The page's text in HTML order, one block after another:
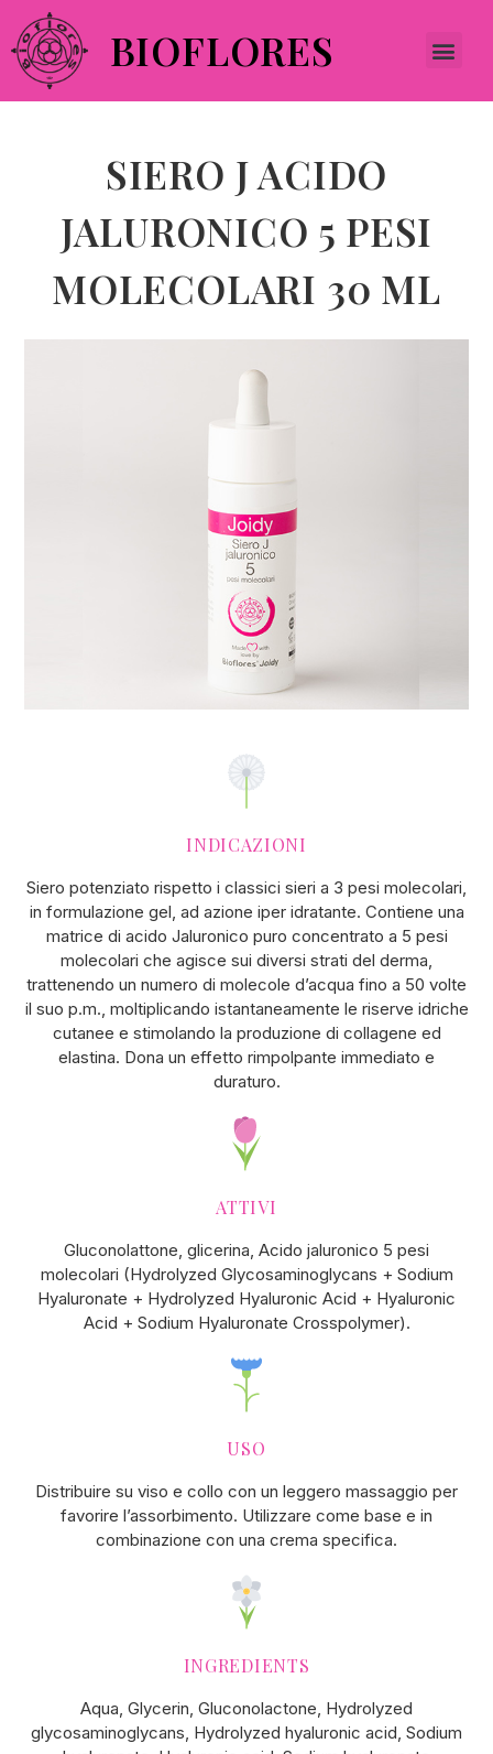
BIOFLORES
SIERO J ACIDO
JALURONICO 5 PESI
MOLECOLARI 30 ML
INDICAZIONI
Siero potenziato rispetto i classici sieri a 3 pesi molecolari,
in formulazione gel, ad azione iper idratante. Contiene una
matrice di acido Jaluronico puro concentrato a 5 pesi
molecolari che agisce sui diversi strati del derma,
trattenendo un numero di molecole d’acqua fino a 50 volte
il suo p.m., moltiplicando istantaneamente le riserve idriche
cutanee e stimolando la produzione di collagene ed
elastina. Dona un effetto rimpolpante immediato e
duraturo.
ATTIVI
Gluconolattone, glicerina, Acido jaluronico 5 pesi
molecolari (Hydrolyzed Glycosaminoglycans + Sodium
Hyaluronate + Hydrolyzed Hyaluronic Acid + Hyaluronic
Acid + Sodium Hyaluronate Crosspolymer).
USO
Distribuire su viso e collo con un leggero massaggio per
favorire l’assorbimento. Utilizzare come base e in
combinazione con una crema specifica.
INGREDIENTS
Aqua, Glycerin, Gluconolactone, Hydrolyzed
glycosaminoglycans, Hydrolyzed hyaluronic acid, Sodium